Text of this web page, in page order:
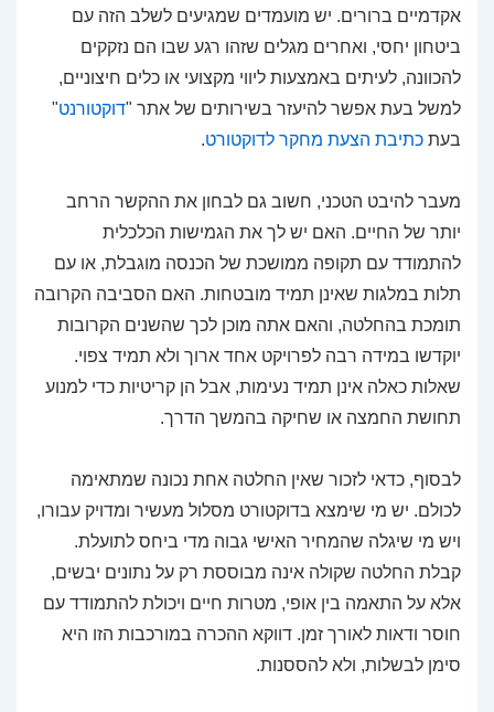
אקדמיים ברורים. יש מועמדים שמגיעים לשלב הזה עם
ביטחון יחסי, ואחרים מגלים שזהו רגע שבו הם נזקקים
להכוונה, לעיתים באמצעות ליווי מקצועי או כלים חיצוניים,
למשל בעת אפשר להיעזר בשירותים של אתר "דוקטורנט"
בעת כתיבת הצעת מחקר לדוקטורט.
מעבר להיבט הטכני, חשוב גם לבחון את ההקשר הרחב
יותר של החיים. האם יש לך את הגמישות הכלכלית
להתמודד עם תקופה ממושכת של הכנסה מוגבלת, או עם
תלות במלגות שאינן תמיד מובטחות. האם הסביבה הקרובה
תומכת בהחלטה, והאם אתה מוכן לכך שהשנים הקרובות
יוקדשו במידה רבה לפרויקט אחד ארוך ולא תמיד צפוי.
שאלות כאלה אינן תמיד נעימות, אבל הן קריטיות כדי למנוע
תחושת החמצה או שחיקה בהמשך הדרך.
לבסוף, כדאי לזכור שאין החלטה אחת נכונה שמתאימה
לכולם. יש מי שימצא בדוקטורט מסלול מעשיר ומדויק עבורו,
ויש מי שיגלה שהמחיר האישי גבוה מדי ביחס לתועלת.
קבלת החלטה שקולה אינה מבוססת רק על נתונים יבשים,
אלא על התאמה בין אופי, מטרות חיים ויכולת להתמודד עם
חוסר ודאות לאורך זמן. דווקא ההכרה במורכבות הזו היא
סימן לבשלות, ולא להססנות.